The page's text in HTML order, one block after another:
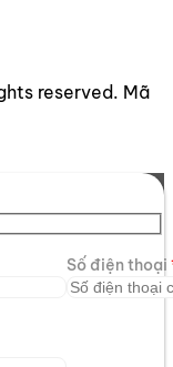
reserved. Mã
Số điện thoại